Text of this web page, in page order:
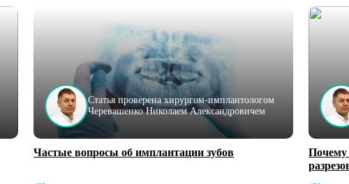
Статья проверена хирургом-имплантологом
Черевашенко Николаем Александровичем
Частые вопросы об имплантации зубов
Почему